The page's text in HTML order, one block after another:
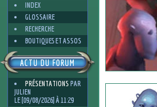
INDEX
GLOSSAIRE
RECHERCHE
BOUTIQUES ET ASSOS
ACTU DU FORUM
PRÉSENTATIONS PAR
JULIEN
LE [09/08/2026] À 11:29